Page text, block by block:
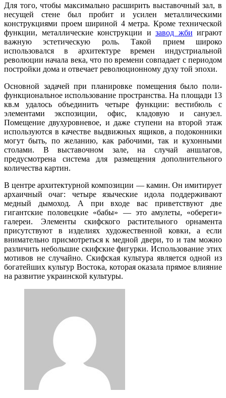
Для того, чтобы максимально расширить выставочный зал, в
несущей стене был пробит и усилен металлическими
конструкциями проем шириной 4 метра. Кроме технической
функции, металлические конструкции и завод жби играют
важную эстетическую роль. Такой прием широко
использовался в архитектуре времен индустриальной
революции начала века, что по времени совпадает с периодом
постройки дома и отвечает революционному духу той эпохи.
Основной задачей при планировке помещения было поли-
функциональное использование пространства. На площади 13
кв.м удалось объединить четыре функции: вестибюль с
элементами экспозиции, офис, кладовую и санузел.
Помещение двухуровневое, и даже ступени на второй этаж
используются в качестве выдвижных ящиков, а подоконники
могут быть, по желанию, как рабочими, так и кухонными
столами. В выставочном зале, на случай аншлагов,
предусмотрена система для размещения дополнительного
количества картин.
В центре архитектурной композиции — камин. Он имитирует
архаичный очаг: четыре языческие идола поддерживают
медный дымоход. А при входе вас приветствуют две
гигантские половецкие «бабы» — это амулеты, «обереги»
галереи. Элементы скифского растительного орнамента
присутствуют в изделиях художественной ковки, а если
внимательно присмотреться к медной двери, то и там можно
различить небольшие скифские фигурки. Использование этих
мотивов не случайно. Скифская культура является одной из
богатейших культур Востока, которая оказала прямое влияние
на развитие украинской культуры.